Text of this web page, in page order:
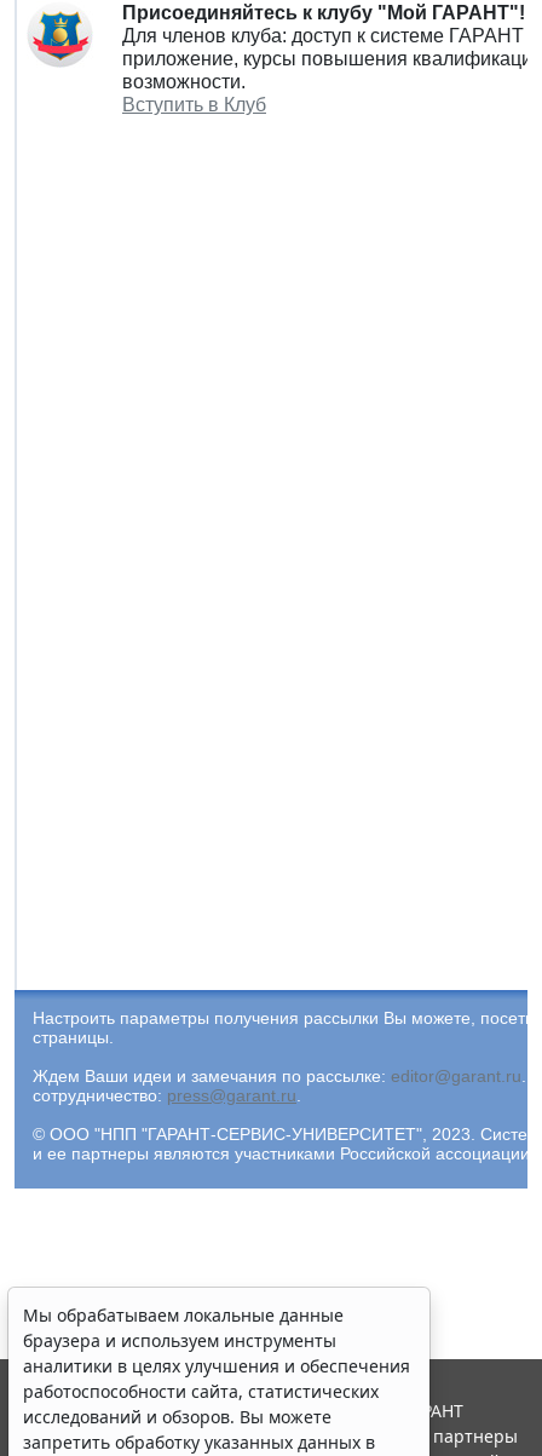
Присоединяйтесь к клубу "Мой ГАРАНТ"!
Для членов клуба: доступ к системе ГАРАНТ
приложение, курсы повышения
возможности.
Вступить в Клуб
Настроить параметры получения рассылки Вы можете,
страницы.
Ждем Ваши идеи и замечания по рассылке: editor@garant.ru
сотрудничество: press@garant.ru
© ООО "НПП "ГАРАНТ-СЕРВИС-УНИВЕРСИТЕТ", 2023. Система
и ее партнеры являются участниками Российской
Мы обрабатываем локальные данные
браузера и используем инструменты
аналитики в целях улучшения и обеспечения
работоспособности сайта, статистических
исследований и обзоров. Вы можете
запретить обработку указанных данных в
© ООО "НПП "ГАРАНТ-СЕРВИС", 2026. Система ГАРАНТ
выпускается с 1990 года. Компания "Гарант" и ее партнеры